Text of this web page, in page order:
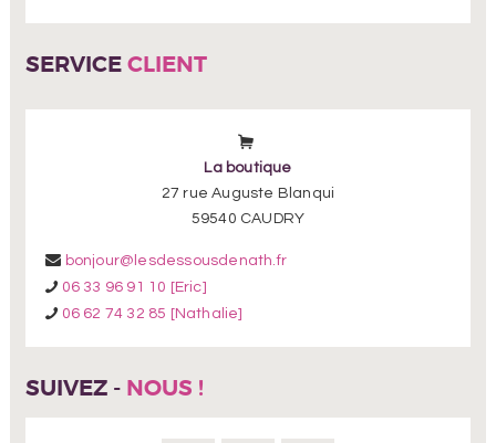
SERVICE CLIENT
La boutique
27 rue Auguste Blanqui
59540 CAUDRY
bonjour@lesdessousdenath.fr
06 33 96 91 10 [Eric]
06 62 74 32 85 [Nathalie]
SUIVEZ - NOUS !